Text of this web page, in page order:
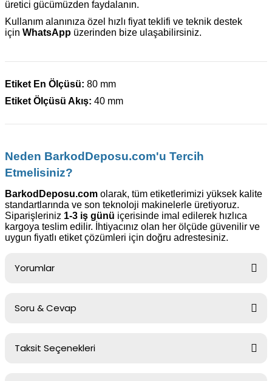
üretici gücümüzden faydalanın.
Kullanım alanınıza özel hızlı fiyat teklifi ve teknik destek
için WhatsApp üzerinden bize ulaşabilirsiniz.
Etiket En Ölçüsü: 80 mm
Etiket Ölçüsü Akış: 40 mm
Neden BarkodDeposu.com'u Tercih
Etmelisiniz?
BarkodDeposu.com olarak, tüm etiketlerimizi yüksek kalite
standartlarında ve son teknoloji makinelerle üretiyoruz.
Siparişleriniz 1-3 iş günü içerisinde imal edilerek hızlıca
kargoya teslim edilir. İhtiyacınız olan her ölçüde güvenilir ve
uygun fiyatlı etiket çözümleri için doğru adrestesiniz.
Yorumlar
Soru & Cevap
Ürün hakkında henüz soru sorulmamış.
Taksit Seçenekleri